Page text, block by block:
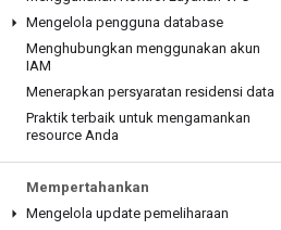
Mengelola pengguna database
Menghubungkan menggunakan akun
IAM
Menerapkan persyaratan residensi data
Praktik terbaik untuk mengamankan
resource Anda
Mempertahankan
Mengelola update pemeliharaan